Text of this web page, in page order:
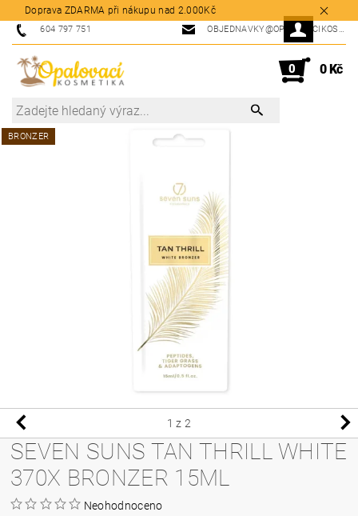
Doprava ZDARMA při nákupu nad 2.000Kč
604 797 751 OBJEDNAVKY@OPALOVACIKOSMETIKA.CZ
0 0 Kč
BRONZER
1 z 2
SEVEN SUNS TAN THRILL WHITE
370X BRONZER 15ML
Neohodnoceno